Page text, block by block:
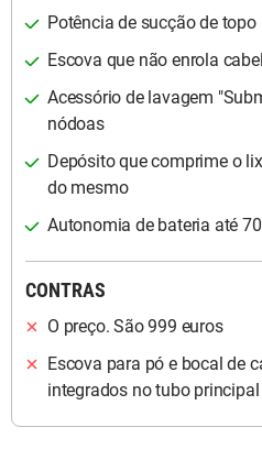
Potência de sucção de
Escova que não enrola
Acessório de lavagem
nódoas
Depósito que comprime o
do mesmo
Autonomia de bateria até
CONTRAS
O preço. São 999 euros
Escova para pó e bocal de
integrados no tubo principal